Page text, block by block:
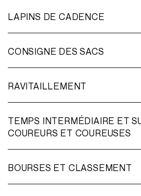
procuration signée
LAPINS DE CADENCE
CONSIGNE DES SACS
RAVITAILLEMENT
TEMPS INTERMÉDIAIRE ET
COUREURS ET COUREUSES
BOURSES ET CLASSEMENT